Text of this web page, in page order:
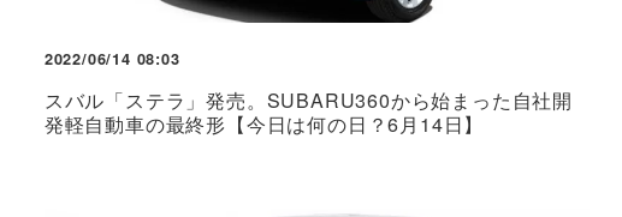
2022/06/14 08:03
スバル「ステラ」発売。SUBARU360から始まった自社開
発軽自動車の最終形【今日は何の日？6月14日】